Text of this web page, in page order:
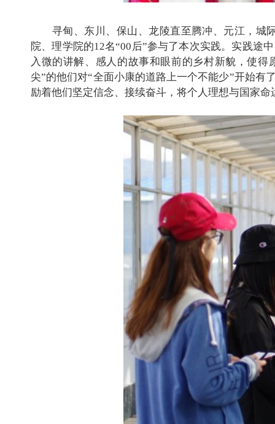
寻甸、东川、保山、龙陵直至腾冲、元江，城际
院、理学院的12名“00 后”参与了本次实践。实践途
入微的讲解、感人的故事和眼前的乡村新貌，使得
尖”的他们对“全面小康的道路上一个不能少”开始有
励着他们坚定信念、接续奋斗，将个人理想与国家